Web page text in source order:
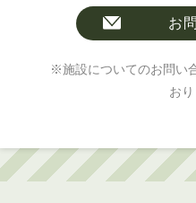
お
※施設についてのお問い
おり